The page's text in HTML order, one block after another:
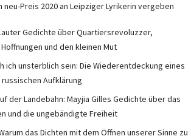
neu-Preis 2020 an Leipziger Lyrikerin vergeben
Gedichte über Quartiersrevoluzzer,
und den kleinen Mut
ich unsterblich sein: Die Wiederentdeckung eines
Aufklärung
der Landebahn: Mayjia Gilles Gedichte über das
und die ungebändigte Freiheit
das Dichten mit dem Öffnen unserer Sinne zu